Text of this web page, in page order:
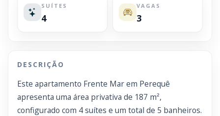
SUÍTES
4
VAGAS
3
DESCRIÇÃO
Este apartamento Frente Mar em Perequê
apresenta uma área privativa de 187 m²,
configurado com 4 suítes e um total de 5 banheiros.